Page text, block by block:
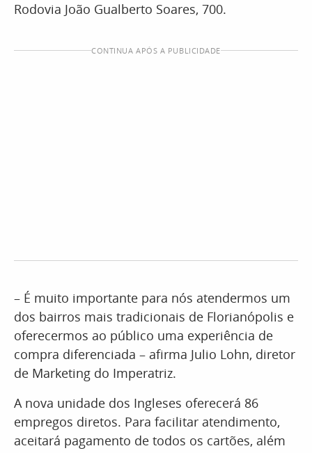
Rodovia João Gualberto Soares, 700.
CONTINUA APÓS A PUBLICIDADE
– É muito importante para nós atendermos um
dos bairros mais tradicionais de Florianópolis e
oferecermos ao público uma experiência de
compra diferenciada – afirma Julio Lohn, diretor
de Marketing do Imperatriz.
A nova unidade dos Ingleses oferecerá 86
empregos diretos. Para facilitar atendimento,
aceitará pagamento de todos os cartões, além